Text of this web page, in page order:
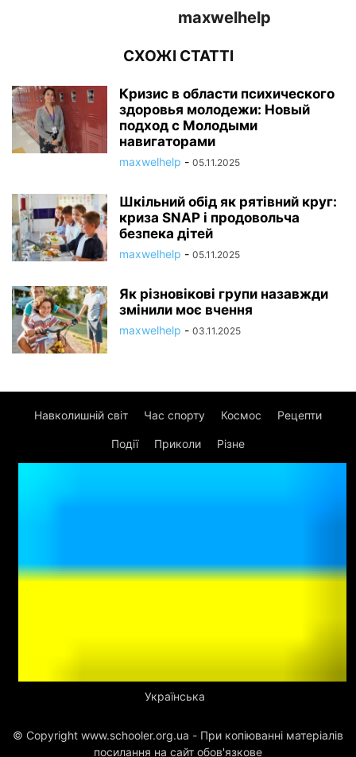
maxwelhelp
СХОЖІ СТАТТІ
Кризис в области психического
здоровья молодежи: Новый
подход с Молодыми
навигаторами
maxwelhelp - 05.11.2025
Шкільний обід як рятівний круг:
криза SNAP і продовольча
безпека дітей
maxwelhelp - 05.11.2025
Як різновікові групи назавжди
змінили моє вчення
maxwelhelp - 03.11.2025
Навколишній світ Час спорту Космос Рецепти
Події Приколи Різне
Українська
© Copyright www.schooler.org.ua - При копіюванні матеріалів
посилання на сайт обов'язкове